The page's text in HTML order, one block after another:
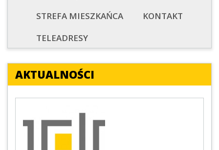
STREFA MIESZKAŃCA
KONTAKT
TELEADRESY
AKTUALNOŚCI